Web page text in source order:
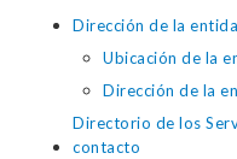
Dirección de la
Ubicación de la
Dirección de la
Directorio de los
contacto